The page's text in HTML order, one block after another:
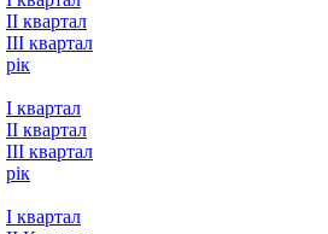
II квартал
III квартал
рік
I квартал
II квартал
ІІІ квартал
рік
І квартал